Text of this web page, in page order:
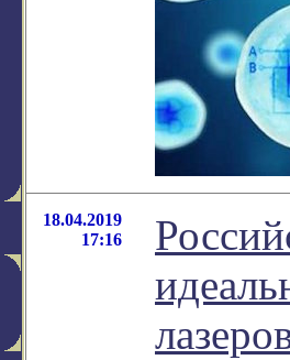
18.04.2019
17:16